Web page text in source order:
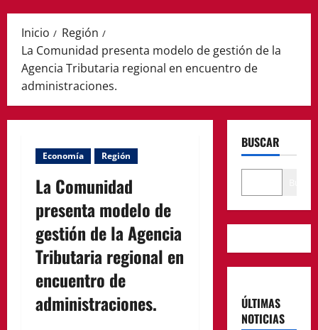
Inicio
Región
La Comunidad presenta modelo de gestión de la
Agencia Tributaria regional en encuentro de
administraciones.
Economía Región
La Comunidad
presenta modelo de
gestión de la Agencia
Tributaria regional en
encuentro de
administraciones.
BUSCAR
ÚLTIMAS
NOTICIAS